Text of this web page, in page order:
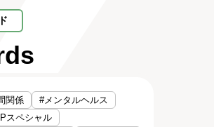
関係
#メンタルヘルス
スペシャル